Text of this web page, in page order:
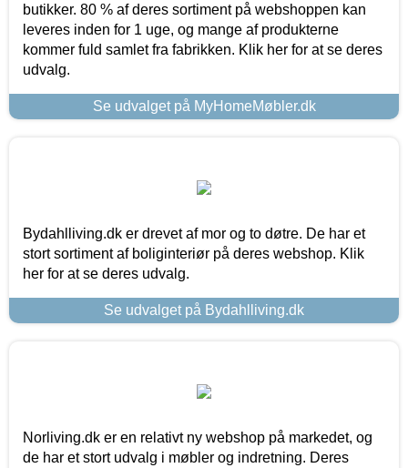
butikker. 80 % af deres sortiment på webshoppen kan
leveres inden for 1 uge, og mange af produkterne
kommer fuld samlet fra fabrikken. Klik her for at se deres
udvalg.
Se udvalget på MyHomeMøbler.dk
Bydahlliving.dk er drevet af mor og to døtre. De har et
stort sortiment af boliginteriør på deres webshop. Klik
her for at se deres udvalg.
Se udvalget på Bydahlliving.dk
Norliving.dk er en relativt ny webshop på markedet, og
de har et stort udvalg i møbler og indretning. Deres